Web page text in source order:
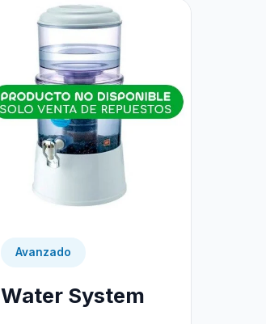
Avanzado
Water System